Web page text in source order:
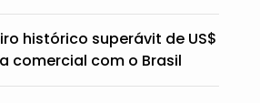
histórico superávit de US$
comercial com o Brasil